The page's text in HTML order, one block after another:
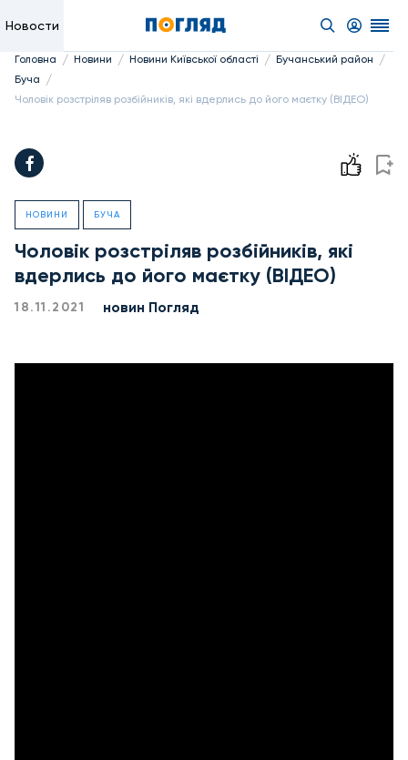
Новости
Головна / Новини / Новини Київської області / Бучанський район /
Буча /
Чоловік розстріляв розбійників, які вдерлись до його маєтку (ВІДЕО)
НОВИНИ БУЧА
Чоловік розстріляв розбійників, які
вдерлись до його маєтку (ВІДЕО)
18.11.2021 новин Погляд